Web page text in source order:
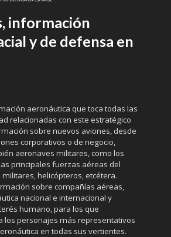
información
y de defensa en
aeronáutica que toca todas las
relacionadas con este estratégico
sobre nuevos aviones, desde
corporativos o de negocio,
aeronaves militares, como los
principales fuerzas aéreas del
helicópteros, etcétera.
sobre compañías aéreas,
nacional e internacional y
humano, para los que
los personajes más representativos
en todas sus vertientes.